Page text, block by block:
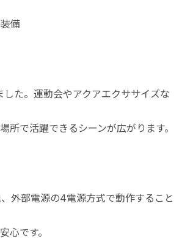
備
した。運動会やアクアエクササイズな
で活躍できるシーンが広がります。
外部電源の4電源方式で動作すること
心です。